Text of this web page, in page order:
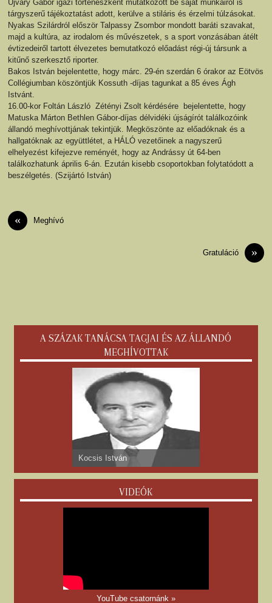
Ujváry Gábor igazi történészként mutatkozott be saját munkáiról is
tárgyszerű tájékoztatást adott, kerülve a stiláris és érzelmi túlzásokat.
Nyakas Szilárdról először Talpassy Zsombor mondott baráti szavakat,
majd a kultúra, az irodalom és művészetek, s a sport vonzásában átélt
évtizedeiről tartott élvezetes bemutatkozó előadást régi-új társunk a
kitűnő szerkesztő riporter.
Bakos István bejelentette, hogy márc. 29-én szerdán 6 órakor az Eötvös
Collégiumban köszöntjük Kossuth -díjas tagunkat a 85 éves Ágh
Istvánt.
16.00-kor Foltán László Zétényi Zsolt kérdésére bejelentette, hogy
Matuska Márton Bethlen Gábor-díjas délvidéki újságírót találkozóink
állandó meghívottjának tekintjük. Megköszönte az előadóknak és a
hallgatóknak az együttlétet, a HÁLÓ vezetőinek a nagyszerű
elhelyezést kifejezve reményét, hogy az Andrássy út 64-ben
találkozhatunk április 6-án. Ezután kisebb csoportokban folytatódott a
beszélgetés. (Szijártó István)
« Meghívó
»
Gratuláció
A SZÁZAK TANÁCSA TAGJAI ÉS AZ ÁLLANDÓ
MEGHÍVOTTAK
Kocsis István
VIDEÓK
Összesen: 4282840